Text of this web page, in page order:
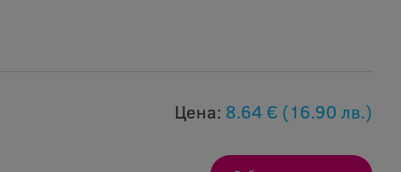
Цена: 8.64 € (16.90 лв.)